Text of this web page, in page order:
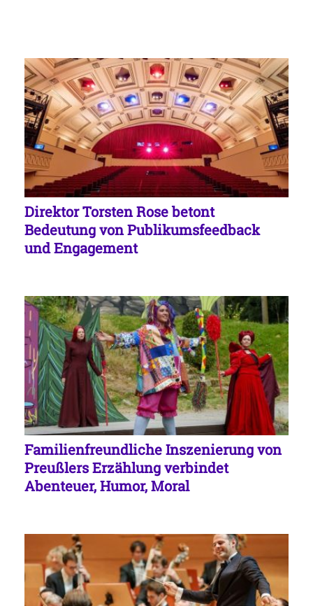
Direktor Torsten Rose betont
Bedeutung von Publikumsfeedback
und Engagement
Familienfreundliche Inszenierung von
Preußlers Erzählung verbindet
Abenteuer, Humor, Moral